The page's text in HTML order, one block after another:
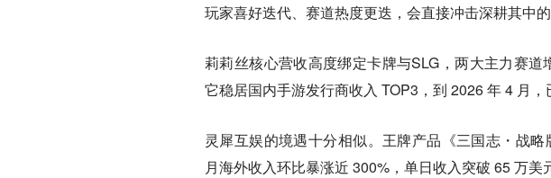
玩家喜好迭代、赛道热度更迭，会直接冲击深耕其中的
莉莉丝核心营收高度绑定卡牌与SLG，两大主力赛
它稳居国内手游发行商收入 TOP3，到 2026 年 4 月，
灵犀互娱的境遇十分相似。王牌产品《三国志・战
月海外收入环比暴涨近 300%，单日收入突破 65 万美